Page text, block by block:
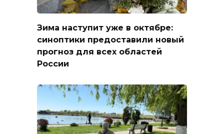
Зима наступит уже в октябре:
синоптики предоставили новый
прогноз для всех областей
России